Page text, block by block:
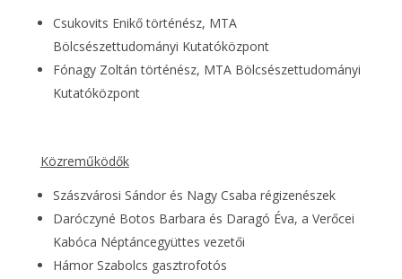
Csukovits Enikő történész, MTA
Bölcsészettudományi Kutatóközpont
Fónagy Zoltán történész, MTA Bölcsészettudományi
Kutatóközpont
Közreműködők
Szászvárosi Sándor és Nagy Csaba régizenészek
Daróczyné Botos Barbara és Daragó Éva, a Verőcei
Kabóca Néptáncegyüttes vezetői
Hámor Szabolcs gasztrofotós